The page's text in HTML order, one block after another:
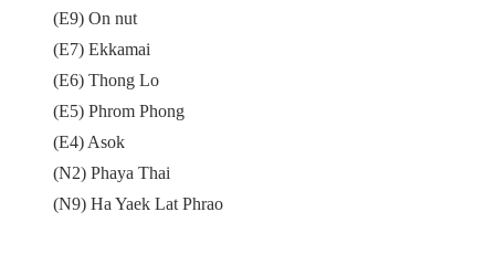
(E9) On nut
(E7) Ekkamai
(E6) Thong Lo
(E5) Phrom Phong
(E4) Asok
(N2) Phaya Thai
(N9) Ha Yaek Lat Phrao